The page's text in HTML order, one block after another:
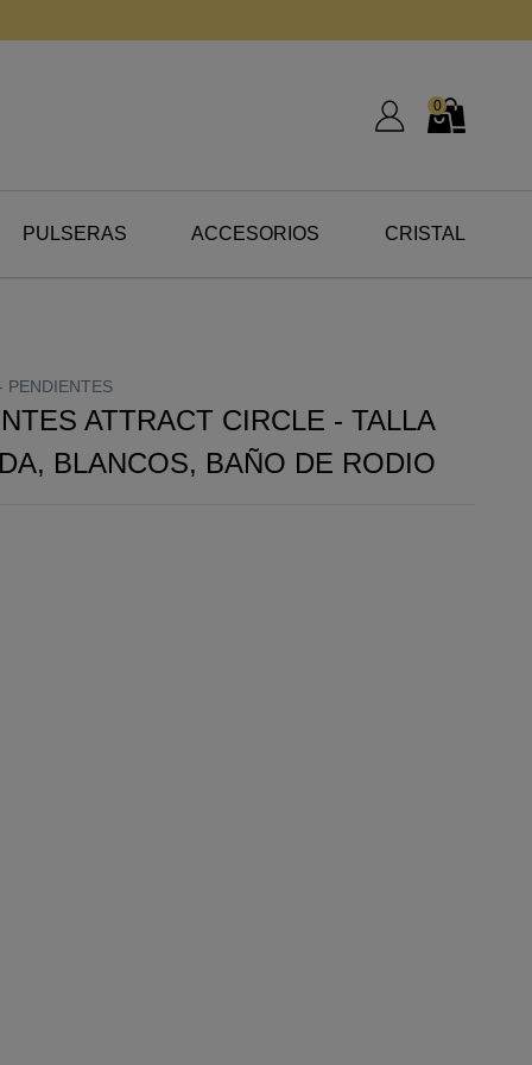
Mi CuentaMi Cesta
0
PULSERAS ACCESORIOS CRISTAL
PENDIENTES
ATTRACT CIRCLE - TALLA
BLANCOS, BAÑO DE RODIO